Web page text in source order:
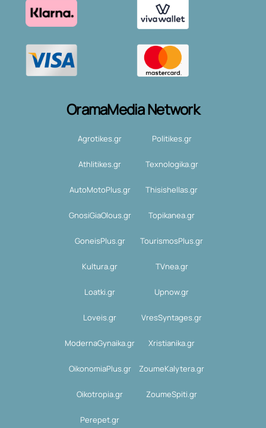
OramaMedia Network
Agrotikes.gr Politikes.gr
Athlitikes.gr Texnologika.gr
AutoMotoPlus.gr Thisishellas.gr
GnosiGiaOlous.gr Topikanea.gr
GoneisPlus.gr TourismosPlus.gr
Kultura.gr TVnea.gr
Loatki.gr Upnow.gr
Loveis.gr VresSyntages.gr
ModernaGynaika.gr Xristianika.gr
OikonomiaPlus.gr ZoumeKalytera.gr
Oikotropia.gr ZoumeSpiti.gr
Perepet.gr